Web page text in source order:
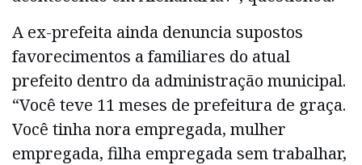
A ex-prefeita ainda denuncia supostos
favorecimentos a familiares do atual
prefeito dentro da administração municipal.
“Você teve 11 meses de prefeitura de graça.
Você tinha nora empregada, mulher
empregada, filha empregada sem trabalhar,